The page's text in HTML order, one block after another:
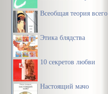
Всеобщая теория всего
Этика блядства
10 секретов любви
Настоящий мачо